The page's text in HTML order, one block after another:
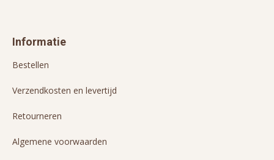
Informatie
Bestellen
Verzendkosten en levertijd
Retourneren
Algemene voorwaarden